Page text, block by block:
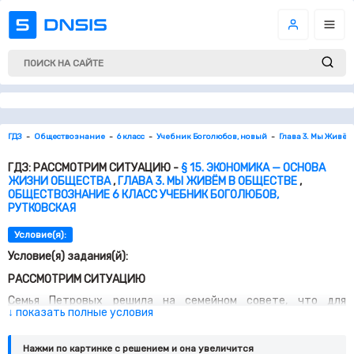
ГДЗ Обществознание 6 класс Учебник Боголюбов, новый Глава 3. Мы
ГДЗ: РАССМОТРИМ СИТУАЦИЮ -§ 15. ЭКОНОМИКА — ОСНОВА
ЖИЗНИ ОБЩЕСТВА, ГЛАВА 3. МЫ ЖИВЁМ В ОБЩЕСТВЕ,
ОБЩЕСТВОЗНАНИЕ 6 КЛАСС УЧЕБНИК БОГОЛЮБОВ,
РУТКОВСКАЯ
Условие(я):
Условие(я) задания(й):
РАССМОТРИМ СИТУАЦИЮ
Семья Петровых решила на семейном совете, что для
укрепления здоровья полезно было бы всем заняться спортом.
остановили свой выбор на занятиях лыжами. Составили
↓ показать полные условия
Нажми по картинке c решением и она увеличится